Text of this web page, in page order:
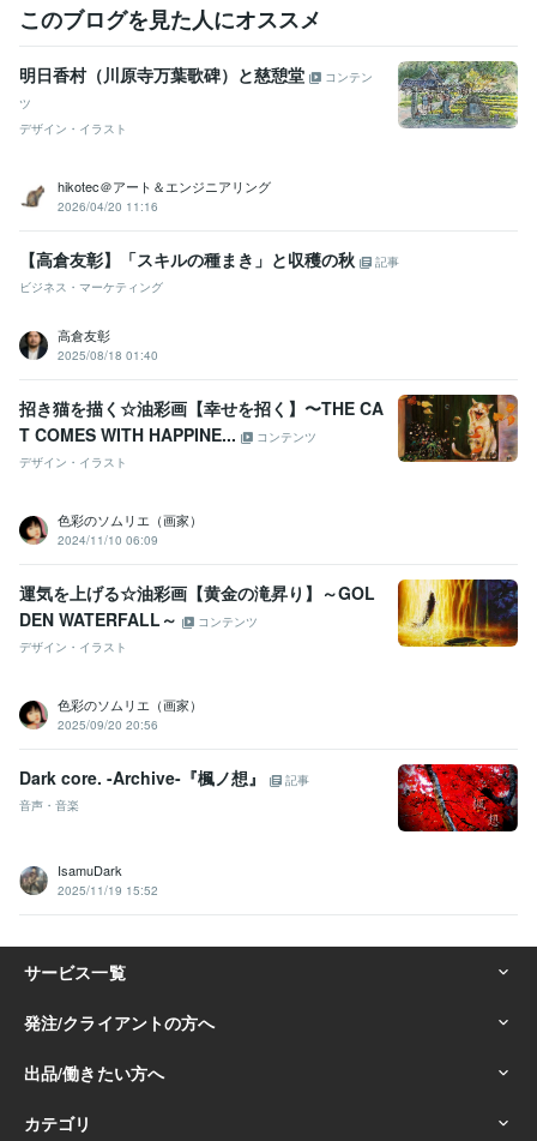
このブログを見た人にオススメ
明日香村（川原寺万葉歌碑）と慈憩堂
コンテン
ツ
デザイン・イラスト
hikotec＠アート＆エンジニアリング
2026/04/20 11:16
【高倉友彰】「スキルの種まき」と収穫の秋
記事
ビジネス・マーケティング
高倉友彰
2025/08/18 01:40
招き猫を描く☆油彩画【幸せを招く】〜THE CA
T COMES WITH HAPPINE...
コンテンツ
デザイン・イラスト
色彩のソムリエ（画家）
2024/11/10 06:09
運気を上げる☆油彩画【黄金の滝昇り】～GOL
DEN WATERFALL～
コンテンツ
デザイン・イラスト
色彩のソムリエ（画家）
2025/09/20 20:56
Dark core. -Archive-『楓ノ想』
記事
音声・音楽
IsamuDark
2025/11/19 15:52